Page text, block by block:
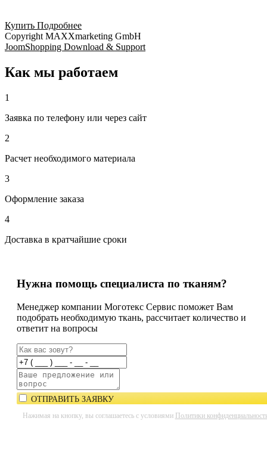
Купить Подробнее
Copyright MAXXmarketing GmbH
JoomShopping Download & Support
Как мы работаем
1
Заявка по телефону или через сайт
2
Расчет необходимого материала
3
Оформление заказа
4
Доставка в кратчайшие сроки
Нужна помощь специалиста по тканям?
Менеджер компании Моготекс Сервис поможет Вам
подобрать необходимую ткань, рассчитает количество и
ответит на вопросы
ОТПРАВИТЬ ЗАЯВКУ
Нажимая на кнопку, вы соглашаетесь с условиями Политики